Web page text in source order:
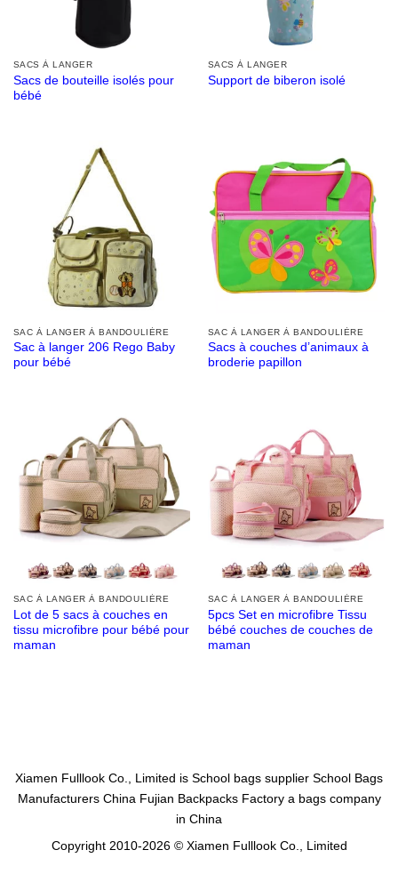
SACS À LANGER
Sacs de bouteille isolés pour
bébé
SACS À LANGER
Support de biberon isolé
SAC À LANGER À BANDOULIÈRE
Sac à langer 206 Rego Baby
pour bébé
SAC À LANGER À BANDOULIÈRE
Sacs à couches d’animaux à
broderie papillon
SAC À LANGER À BANDOULIÈRE
Lot de 5 sacs à couches en
tissu microfibre pour bébé pour
maman
SAC À LANGER À BANDOULIÈRE
5pcs Set en microfibre Tissu
bébé couches de couches de
maman
Xiamen Fulllook Co., Limited is School bags supplier School Bags
Manufacturers China Fujian Backpacks Factorya bags company
in China
Copyright 2010-2026 © Xiamen Fulllook Co., Limited